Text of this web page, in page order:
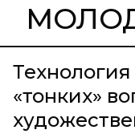
Технология
«тонких»